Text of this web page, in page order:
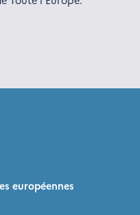
européennes